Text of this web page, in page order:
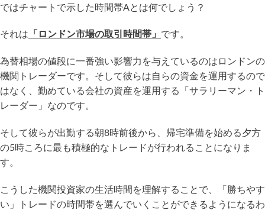
ではチャートで示した時間帯Aとは何でしょう？
それは 「ロンドン市場の取引時間帯」 です。
為替相場の値段に一番強い影響力を与えているのはロンドンの
機関トレーダーです。そして彼らは自らの資金を運用するので
はなく、勤めている会社の資産を運用する「サラリーマン・ト
レーダー」なのです。
そして彼らが出勤する朝8時前後から、帰宅準備を始める夕方
の5時ころに最も積極的なトレードが行われることになりま
す。
こうした機関投資家の生活時間を理解することで、「勝ちやす
い」トレードの時間帯を選んでいくことができるようになるわ